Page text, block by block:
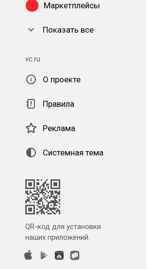
Маркетплейсы
Показать все
vc.ru
О проекте
Правила
Реклама
Системная тема
QR-код для установки
наших приложений.